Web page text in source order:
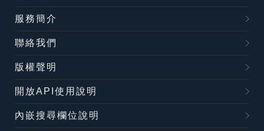
服務簡介
聯絡我們
版權聲明
開放API使用說明
內嵌搜尋欄位說明